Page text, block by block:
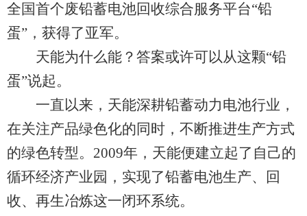
全国首个废铅蓄电池回收综合服务平台“铅
蛋”，获得了亚军。
天能为什么能？答案或许可以从这颗“铅
蛋”说起。
一直以来，天能深耕铅蓄动力电池行业，
在关注产品绿色化的同时，不断推进生产方式
的绿色转型。2009年，天能便建立起了自己的
循环经济产业园，实现了铅蓄电池生产、回
收、再生冶炼这一闭环系统。